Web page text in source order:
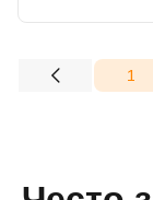
Имейл Адрес
Парола
1